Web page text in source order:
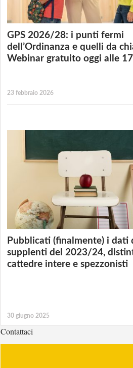
GPS 2026/28: i punti fermi
dell’Ordinanza e quelli da
Webinar gratuito oggi alle 17
23 febbraio 2026
Pubblicati (finalmente) i dati
supplenti del 2023/24,
cattedre intere e spezzonisti
30 giugno 2025
Contattaci